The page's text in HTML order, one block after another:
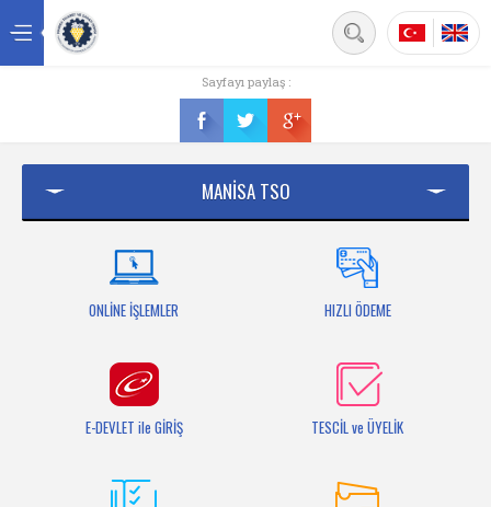
Üyelik
Bilgi Bankası
Sayfayı paylaş :
MANİSA TSO
ONLİNE İŞLEMLER HIZLI ÖDEME
E-DEVLET ile GİRİŞ TESCİL ve ÜYELİK